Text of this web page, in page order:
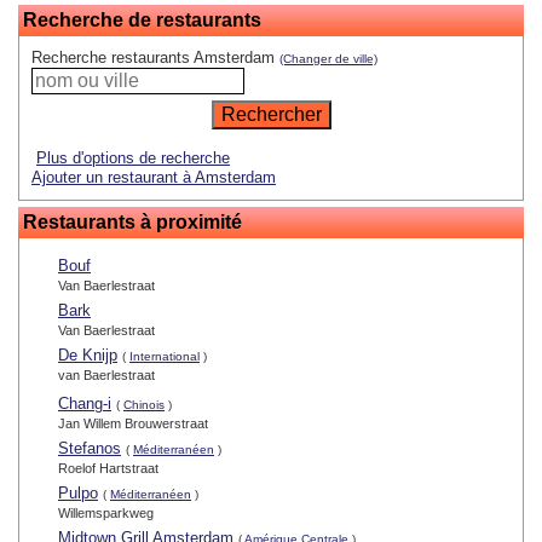
Recherche de restaurants
Recherche restaurants Amsterdam (Changer de ville)
Plus d'options de recherche
Ajouter un restaurant à Amsterdam
Restaurants à proximité
Bouf
Van Baerlestraat
Bark
Van Baerlestraat
De Knijp ( International )
van Baerlestraat
Chang-i ( Chinois )
Jan Willem Brouwerstraat
Stefanos ( Méditerranéen )
Roelof Hartstraat
Pulpo ( Méditerranéen )
Willemsparkweg
Midtown Grill Amsterdam (Amérique Centrale )